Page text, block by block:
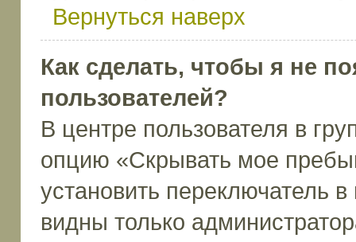
Вернуться наверх
Как сделать, чтобы я не
пользователей?
В центре пользователя в
опцию «Скрывать мое
установить переключатель
видны только